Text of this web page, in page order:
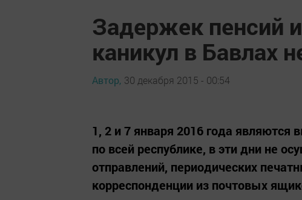
Задержек пенсий
каникул в Бавлах
Автор, 30 декабря 2015 - 00:54
1, 2 и 7 января 2016 года
по всей республике, в эти дни не
отправлений, периодических
корреспонденции из почтовых